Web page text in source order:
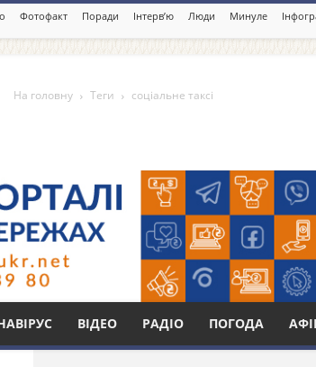
Фотофакт Поради Інтерв’ю Люди Минуле
ВІДЕО РАДІО ПОГОДА
На головну Теги соціальне таксі